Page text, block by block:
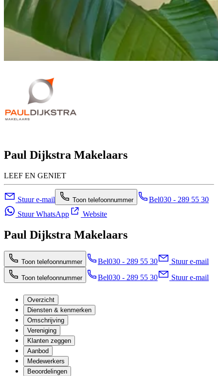
Paul Dijkstra Makelaars
LEEF EN GENIET
Stuur e-mail Toon telefoonnummer Bel030 - 289 55 30
Stuur WhatsApp
Website
Paul Dijkstra Makelaars
Toon telefoonnummer Bel030 - 289 55 30 Stuur e-mail
Toon telefoonnummer Bel030 - 289 55 30 Stuur e-mail
Overzicht
Diensten & kenmerken
Omschrijving
Vereniging
Klanten zeggen
Aanbod
Medewerkers
Beoordelingen